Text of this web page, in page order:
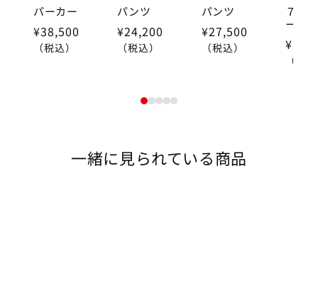
パーカー
¥38,500
（税込）
パンツ
¥24,200
（税込）
パンツ
¥27,500
（税込）
７分
ーオ
（税
1234
一緒に見られている商品